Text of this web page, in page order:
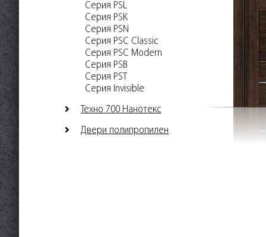
Серия PSL
Серия PSK
Серия PSN
Серия PSC Classic
Серия PSC Modern
Серия PSB
Серия PST
Серия Invisible
Техно 700 Нанотекс
Двери полипропилен